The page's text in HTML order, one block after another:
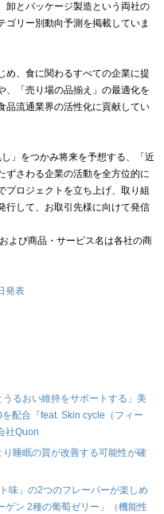
卸とパッケージ製造という両社の
ゴリー別動向予測を掲載していま
め、食に関わるすべての企業に提
、「売り場の品揃え」の最適化を
品流通業界の活性化に貢献してい
」をつかみ将来を予想する、「近
さわる企業の活動を全方位的に
プロジェクトを立ち上げ、取り組
行して、お取引先様に向けて発信
よび商品・サービス名は各社の商
発表
るおい維持をサポートする」美
配合『feat. Skin cycle（フィー
社Quon
睡眠の質が改善する可能性が確
味」の2つのフレーバーが楽しめ
ゲン 2種の葡萄ゼリー」（機能性